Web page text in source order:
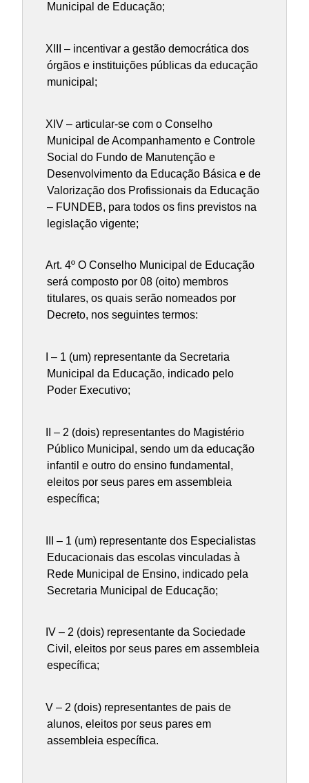
Municipal de Educação;
XIII – incentivar a gestão democrática dos
órgãos e instituições públicas da educação
municipal;
XIV – articular-se com o Conselho
Municipal de Acompanhamento e Controle
Social do Fundo de Manutenção e
Desenvolvimento da Educação Básica e de
Valorização dos Profissionais da Educação
– FUNDEB, para todos os fins previstos na
legislação vigente;
Art. 4º O Conselho Municipal de Educação
será composto por 08 (oito) membros
titulares, os quais serão nomeados por
Decreto, nos seguintes termos:
I – 1 (um) representante da Secretaria
Municipal da Educação, indicado pelo
Poder Executivo;
II – 2 (dois) representantes do Magistério
Público Municipal, sendo um da educação
infantil e outro do ensino fundamental,
eleitos por seus pares em assembleia
específica;
III – 1 (um) representante dos Especialistas
Educacionais das escolas vinculadas à
Rede Municipal de Ensino, indicado pela
Secretaria Municipal de Educação;
IV – 2 (dois) representante da Sociedade
Civil, eleitos por seus pares em assembleia
específica;
V – 2 (dois) representantes de pais de
alunos, eleitos por seus pares em
assembleia específica.